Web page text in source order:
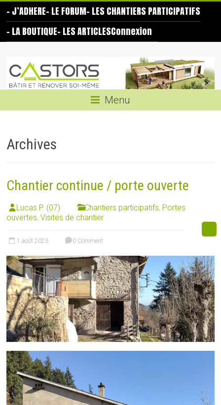
content
– J’ADHERE– LE FORUM– LES CHANTIERS PARTICIPATIFS
– LA BOUTIQUE– LES ARTICLESConnexion
Castors
même
Menu
Archives
Chantier continue / porte ouverte
Lucas P. (07) Chantiers participatifs, Portes
ouvertes,Visites de chantier
1 août 2023 0 Comment